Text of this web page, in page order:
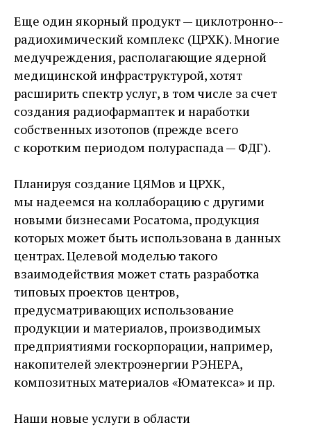
Еще один якорный продукт — циклотронно-­
радиохимический комплекс (ЦРХК). Многие
медучреждения, располагающие ядерной
медицинской инфраструктурой, хотят
расширить спектр услуг, в том числе за счет
создания радиофармаптек и наработки
собственных изотопов (прежде всего
с коротким периодом полураспада — ФДГ).
Планируя создание ЦЯМов и ЦРХК,
мы надеемся на коллаборацию с другими
новыми бизнесами Росатома, продукция
которых может быть использована в данных
центрах. Целевой моделью такого
взаимодействия может стать разработка
типовых проектов центров,
предусматривающих использование
продукции и материалов, производимых
предприятиями госкорпорации, например,
накопителей электроэнергии РЭНЕРА,
композитных материалов «Юматекса» и пр.
Наши новые услуги в области